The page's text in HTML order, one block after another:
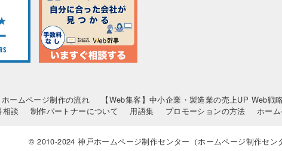
ホームページ制作の流れ 【Web集客】中小企業・製造業の売上UP Web戦
相談 制作パートナーについて 用語集 プロモーションの方法 ホー
© 2010-2024 神戸ホームページ制作センター（ホームページ制作セン